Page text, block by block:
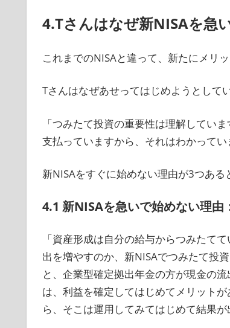
4.Tさんはなぜ新NISAを急
これまでのNISAと違って、新たにメリッ
Tさんはなぜあせってはじめようとして
「つみたて投資の重要性は理解してい
支払っていますから、それはわかって
新NISAをすぐに始めない理由が3つある
4.1 新NISAを急いで始めない理由
「資産形成は自分の給与からつみたて
出を増やすのか、新NISAでつみたて投
と、企業型確定拠出年金の方が現金の
は、利益を確定してはじめてメリット
ら、そこは運用してみてはじめて結果